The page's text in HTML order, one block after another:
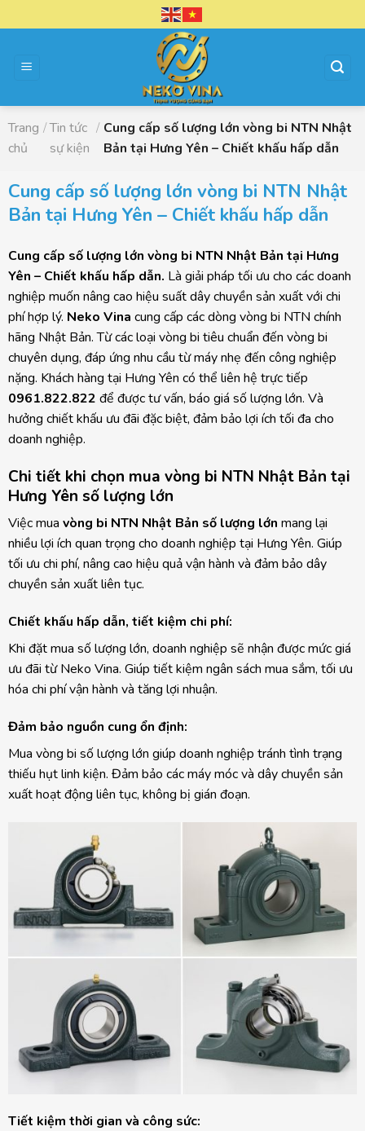
đến
dung
Trang
chủ
/ Tin tức
sự kiện
/ Cung cấp số lượng lớn vòng bi NTN Nhật
Bản tại Hưng Yên – Chiết khấu hấp dẫn
Cung cấp số lượng lớn vòng bi NTN Nhật
Bản tại Hưng Yên – Chiết khấu hấp dẫn
Cung cấp số lượng lớn vòng bi NTN Nhật Bản tại Hưng
Yên – Chiết khấu hấp dẫn. Là giải pháp tối ưu cho các doanh
nghiệp muốn nâng cao hiệu suất dây chuyền sản xuất với chi
phí hợp lý. Neko Vina cung cấp các dòng vòng bi NTN chính
hãng Nhật Bản. Từ các loại vòng bi tiêu chuẩn đến vòng bi
chuyên dụng, đáp ứng nhu cầu từ máy nhẹ đến công nghiệp
nặng. Khách hàng tại Hưng Yên có thể liên hệ trực tiếp
0961.822.822 để được tư vấn, báo giá số lượng lớn. Và
hưởng chiết khấu ưu đãi đặc biệt, đảm bảo lợi ích tối đa cho
doanh nghiệp.
Chi tiết khi chọn mua vòng bi NTN Nhật Bản tại
Hưng Yên số lượng lớn
Việc mua vòng bi NTN Nhật Bản số lượng lớn mang lại
nhiều lợi ích quan trọng cho doanh nghiệp tại Hưng Yên. Giúp
tối ưu chi phí, nâng cao hiệu quả vận hành và đảm bảo dây
chuyền sản xuất liên tục.
Chiết khấu hấp dẫn, tiết kiệm chi phí:
Khi đặt mua số lượng lớn, doanh nghiệp sẽ nhận được mức giá
ưu đãi từ Neko Vina. Giúp tiết kiệm ngân sách mua sắm, tối ưu
hóa chi phí vận hành và tăng lợi nhuận.
Đảm bảo nguồn cung ổn định:
Mua vòng bi số lượng lớn giúp doanh nghiệp tránh tình trạng
thiếu hụt linh kiện. Đảm bảo các máy móc và dây chuyền sản
xuất hoạt động liên tục, không bị gián đoạn.
Tiết kiệm thời gian và công sức: